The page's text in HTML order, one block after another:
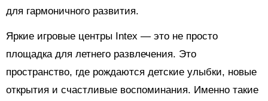
для гармоничного развития.
Яркие игровые центры Intex — это не просто
площадка для летнего развлечения. Это
пространство, где рождаются детские улыбки, новые
открытия и счастливые воспоминания. Именно такие